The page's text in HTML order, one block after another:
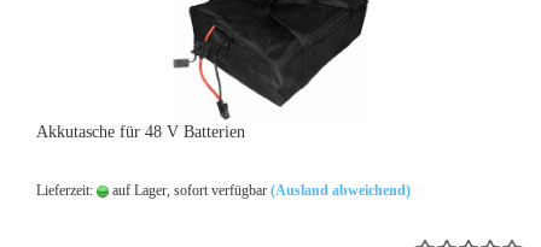
Akkutasche für 48 V Batterien
Lieferzeit: auf Lager, sofort verfügbar (Ausland abweichend)